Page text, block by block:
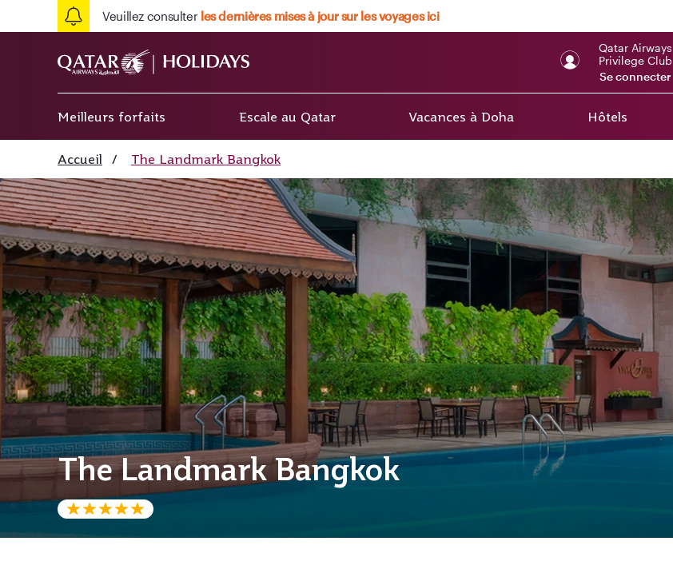
Veuillez consulter les dernières mises à jour sur les voyages ici
Qatar Airways
Privilege Club
Se connecter
Meilleurs forfaits Escale au Qatar Vacances à Doha Hôtels
Accueil / The Landmark Bangkok
The Landmark Bangkok